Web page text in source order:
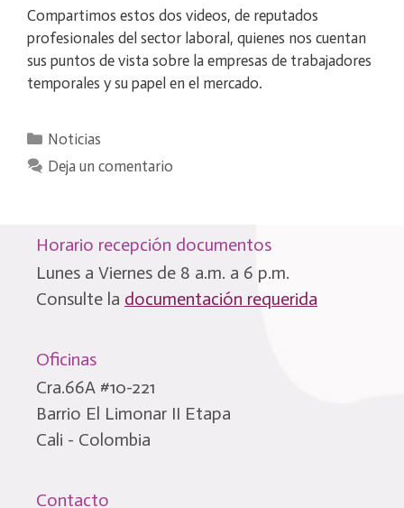
Compartimos estos dos videos, de reputados
profesionales del sector laboral, quienes nos cuentan
sus puntos de vista sobre la empresas de trabajadores
temporales y su papel en el mercado.
Categorías
Noticias
Deja un comentario
Horario recepción documentos
Lunes a Viernes de 8 a.m. a 6 p.m.
Consulte la documentación requerida
Oficinas
Cra.66A #10-221
Barrio El Limonar II Etapa
Cali - Colombia
Contacto